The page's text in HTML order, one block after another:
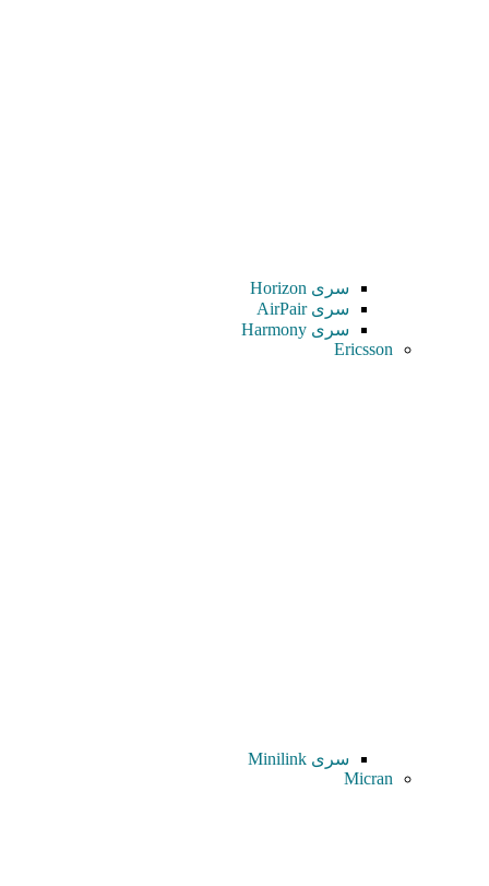
سری Horizon
سری AirPair
سری Harmony
Ericsson
سری Minilink
Micran